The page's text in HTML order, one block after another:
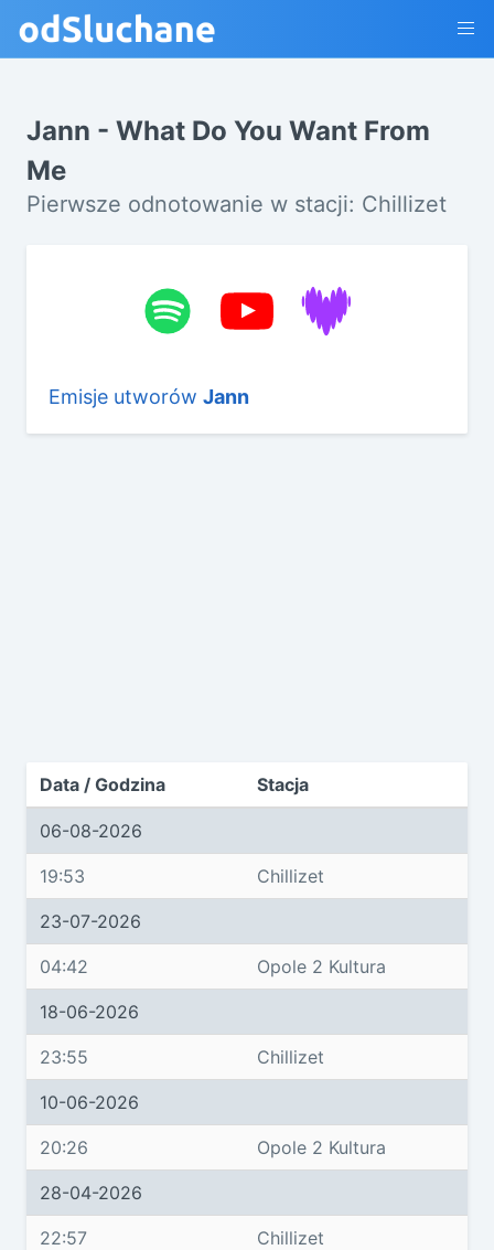
Jann - What Do You Want From
Me
Pierwsze odnotowanie w stacji: Chillizet
Emisje utworów Jann
Data / Godzina Stacja
06-08-2026
19:53 Chillizet
23-07-2026
04:42 Opole 2 Kultura
18-06-2026
23:55 Chillizet
10-06-2026
20:26 Opole 2 Kultura
28-04-2026
22:57 Chillizet